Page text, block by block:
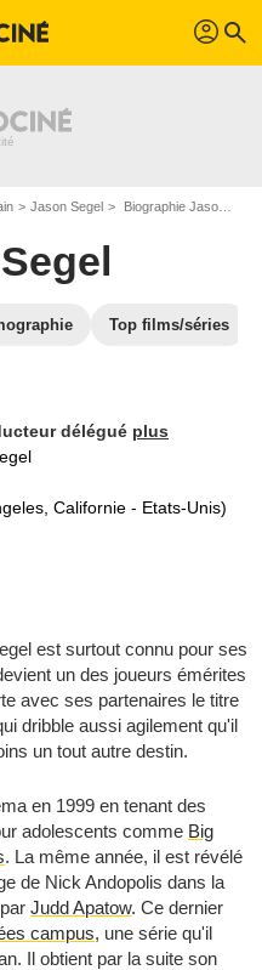
profil search
Jason Segel Biographie Jason Segel
Top films/séries
délégué plus
Californie - Etats-Unis)
est surtout connu pour ses
un des joueurs émérites
avec ses partenaires le titre
dribble aussi agilement qu'il
un tout autre destin.
en 1999 en tenant des
adolescents comme Big
. La même année, il est révélé
de Nick Andopolis dans la
Judd Apatow. Ce dernier
campus, une série qu'il
Il obtient par la suite son